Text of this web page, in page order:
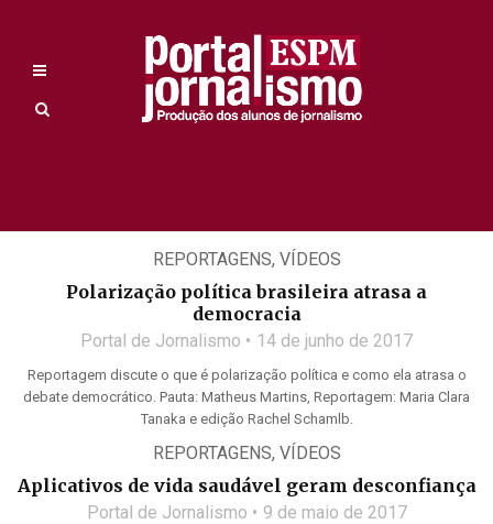
REPORTAGENS, VÍDEOS
Polarização política brasileira atrasa a
democracia
Portal de Jornalismo 14 de junho de 2017
Reportagem discute o que é polarização política e como ela atrasa o
debate democrático. Pauta: Matheus Martins, Reportagem: Maria Clara
Tanaka e edição Rachel Schamlb.
REPORTAGENS, VÍDEOS
Aplicativos de vida saudável geram desconfiança
Portal de Jornalismo 9 de maio de 2017